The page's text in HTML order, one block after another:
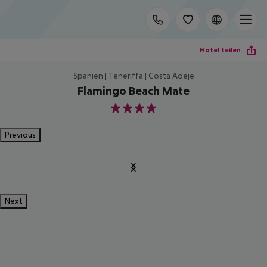
Hotel teilen
Spanien | Teneriffa | Costa Adeje
Flamingo Beach Mate
4
Previous
Next